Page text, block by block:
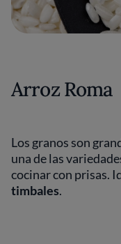
Arroz Roma
Los granos son
una de las
cocinar con prisas.
timbales.